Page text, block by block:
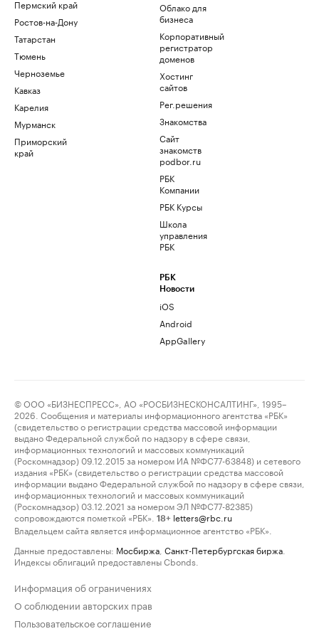
Пермский край
Ростов-на-Дону
Татарстан
Тюмень
Черноземье
Кавказ
Карелия
Мурманск
Приморский
край
Облако для
бизнеса
Корпоративный
регистратор
доменов
Хостинг
сайтов
Рег.решения
Знакомства
Сайт
знакомств
podbor.ru
РБК
Компании
РБК Курсы
Школа
управления
РБК
РБК
Новости
iOS
Android
AppGallery
© ООО «БИЗНЕСПРЕСС», АО «РОСБИЗНЕСКОНСАЛТИНГ», 1995–
2026. Сообщения и материалы информационного агентства «РБК»
(свидетельство о регистрации средства массовой информации
выдано Федеральной службой по надзору в сфере связи,
информационных технологий и массовых коммуникаций
(Роскомнадзор) 09.12.2015 за номером ИА №ФС77-63848) и сетевого
издания «РБК» (свидетельство о регистрации средства массовой
информации выдано Федеральной службой по надзору в сфере связи,
информационных технологий и массовых коммуникаций
(Роскомнадзор) 03.12.2021 за номером ЭЛ №ФС77-82385)
сопровождаются пометкой «РБК».
18+ letters@rbc.ru
Владельцем сайта является информационное агентство «РБК».
Данные предоставлены: Мосбиржа Санкт-Петербургская биржа
Индексы облигаций предоставлены Cbonds.
Информация об ограничениях
О соблюдении авторских прав
Пользовательское соглашение